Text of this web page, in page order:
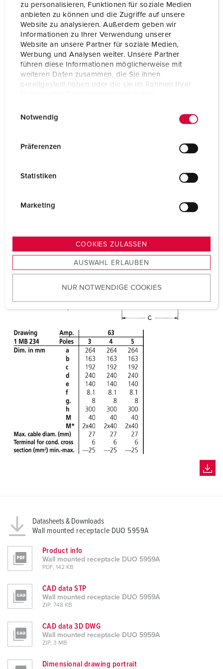
zu personalisieren, Funktionen für soziale Medien
anbieten zu können und die Zugriffe auf unsere
Website zu analysieren. Außerdem geben wir
Informationen zu Ihrer Verwendung unserer
Website an unsere Partner für soziale Medien,
Werbung und Analysen weiter. Unsere Partner
führen diese Informationen möglicherweise mit
weiteren Daten zusammen, die Sie ihnen
bereitgestellt haben oder die sie im Rahmen Ihrer
s
u
w
l
Notwendig
Präferenzen
Statistiken
Marketing
COOKIES ZULASSEN
AUSWAHL ERLAUBEN
NUR NOTWENDIGE COOKIES
Voltage 400 V
Clock position 6 h
Hertz 50-60 Hz
Connection technology Screw terminals
Protection type
Certifications
Datasheets & Downloads
Wall mounted receptacle DUO 5959A
Product info
Wall mounted receptacle DUO 5959A
PDF, 142 KB
CAD data STP
Wall mounted receptacle DUO 5959A
ZIP, 748 KB
CAD data 3D DWG
Wall mounted receptacle DUO 5959A
ZIP, 3 MB
Dimensional drawing portrait